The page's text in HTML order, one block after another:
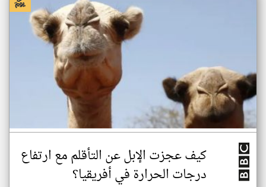
كيف عجزت الإبل عن التأقلم مع ارتفاع
درجات الحرارة في أفريقيا؟